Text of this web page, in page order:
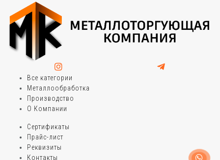
Все категории
Металлообработка
Производство
О Компании
Сертификаты
Прайс-лист
Реквизиты
Контакты